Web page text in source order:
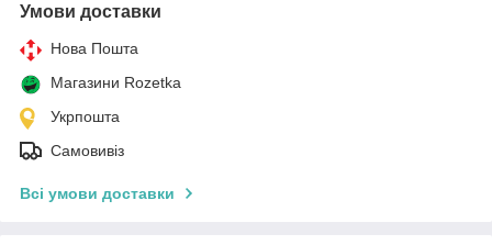
Умови доставки
Нова Пошта
Магазини Rozetka
Укрпошта
Самовивіз
Всі умови доставки